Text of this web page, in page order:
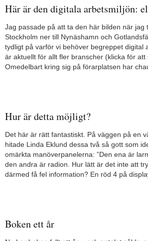
Här är den digitala arbetsmiljön:
Jag passade på att ta den här bilden när jag
Stockholm ner till Nynäshamn och
tydligt på varför vi behöver begreppet digital
är aktuellt för allt fler branscher (klicka för att
Omedelbart kring sig på förarplatsen har
Hur är detta möjligt?
Det här är rätt fantastiskt. På väggen på en
hitade Linda Eklund dessa två så gott som
omärkta manöverpanelerna: ”Den ena är
den andra är radion. Hur lätt är det inte att
därmed få fel information? En röd 4 på
Boken ett år